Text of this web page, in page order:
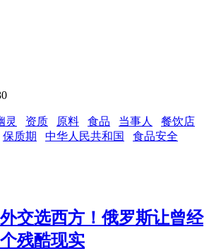
灵 资质 原料 食品 当事人
餐饮店
保质期 中华人民共和国 食品安全
交选西方！俄罗斯让曾经
残酷现实